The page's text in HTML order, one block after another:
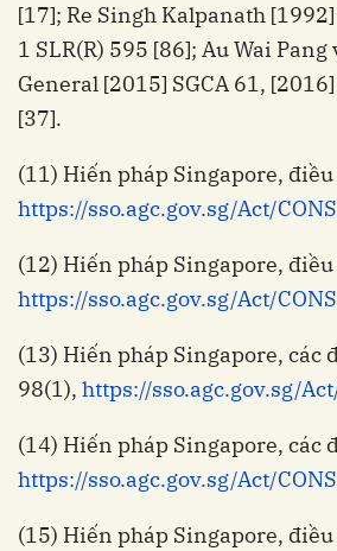
[17]; Re Singh Kalpanath
1 SLR(R) 595 [86]; Au Wai
General [2015] SGCA 61,
[37].
(11) Hiến pháp Singapore,
https://sso.agc.gov.sg/Act/
(12) Hiến pháp Singapore, điều
https://sso.agc.gov.sg/Act/
(13) Hiến pháp Singapore, các
98(1), https://sso.agc.gov.sg/
(14) Hiến pháp Singapore, các
https://sso.agc.gov.sg/Act/
(15) Hiến pháp Singapore,